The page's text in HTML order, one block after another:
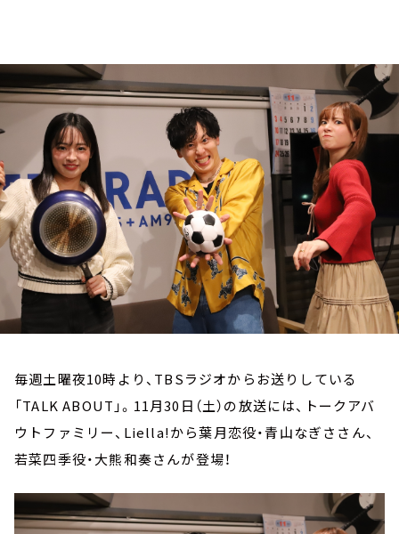
イベント・グッズ
YouTube
会社情報
毎週土曜夜10時より、TBSラジオからお送りしている
「TALK ABOUT」。11月30日（土）の放送には、トークアバ
ウトファミリー、Liella!から葉月恋役・青山なぎささん、
若菜四季役・大熊和奏さんが登場！